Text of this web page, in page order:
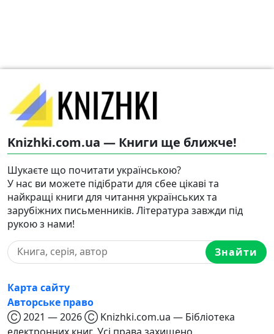
Knizhki.com.ua — Книги ще ближче!
Шукаєте що почитати українською?
У нас ви можете підібрати для сбее цікаві та
найкращі книги для читання українських та
зарубіжних письменників. Література завжди під
рукою з нами!
Знайти
Карта сайту
Авторське право
Ⓒ 2021 — 2026 Ⓒ Knizhki.com.ua — Бібліотека